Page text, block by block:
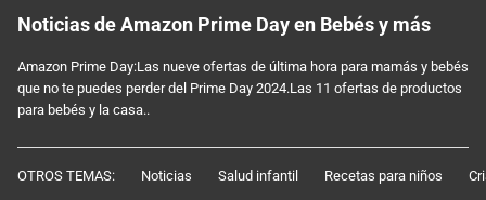
Noticias de Amazon Prime Day en Bebés y más
Amazon Prime Day:Las nueve ofertas de última hora para mamás y bebés
que no te puedes perder del Prime Day 2024.Las 11 ofertas de productos
para bebés y la casa..
OTROS TEMAS: Noticias Salud infantil Recetas para niños